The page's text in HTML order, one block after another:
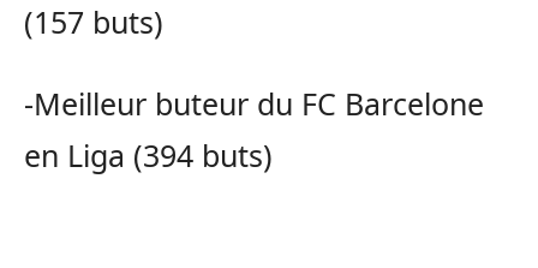
(157 buts)
-Meilleur buteur du FC Barcelone
en Liga (394 buts)